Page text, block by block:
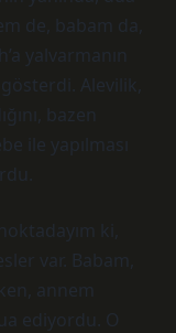
de, babam da,
yalvarmanın
Alevilik,
bazen
ile yapılması
ki,
var. Babam,
annem
ediyordu. O